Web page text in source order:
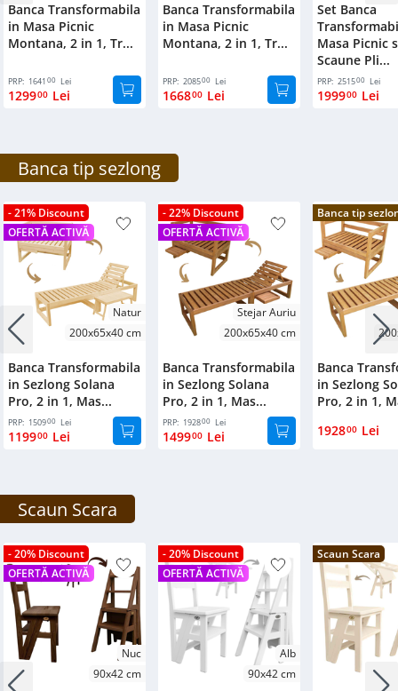
Banca Transformabila
in Masa Picnic
Montana, 2 in 1, Tr...
PRP: 164100 Lei
129900 Lei
Banca Transformabila
in Masa Picnic
Montana, 2 in 1, Tr...
PRP: 208500 Lei
166800 Lei
Set Banca
Masa Picnic
Scaune Pli...
PRP: 251500 Lei
199900 Lei
Banca tip sezlong
- 21% Discount
OFERTĂ ACTIVĂ
Natur
200x65x40 cm
Banca Transformabila
in Sezlong Solana
Pro, 2 in 1, Mas...
PRP: 150900 Lei
119900 Lei
- 22% Discount
OFERTĂ ACTIVĂ
Stejar Auriu
200x65x40 cm
Banca Transformabila
in Sezlong Solana
Pro, 2 in 1, Mas...
PRP: 192800 Lei
149900 Lei
Banca tip
Banca
in Sezlong
Pro, 2 in 1,
192800 Lei
Scaun Scara
- 20% Discount
OFERTĂ ACTIVĂ
Nuc
90x42 cm
- 20% Discount
OFERTĂ ACTIVĂ
Alb
90x42 cm
Scaun Scara